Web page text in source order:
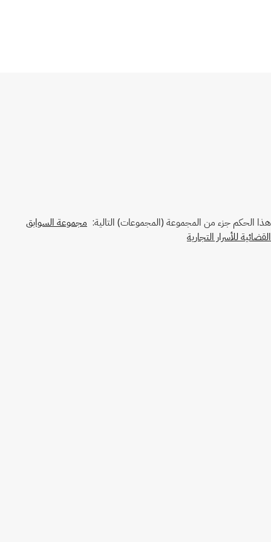
هذا الحكم جزء من المجموعة (المجموعات) التالية: مجموعة السوابق
القضائية للأسرار التجارية